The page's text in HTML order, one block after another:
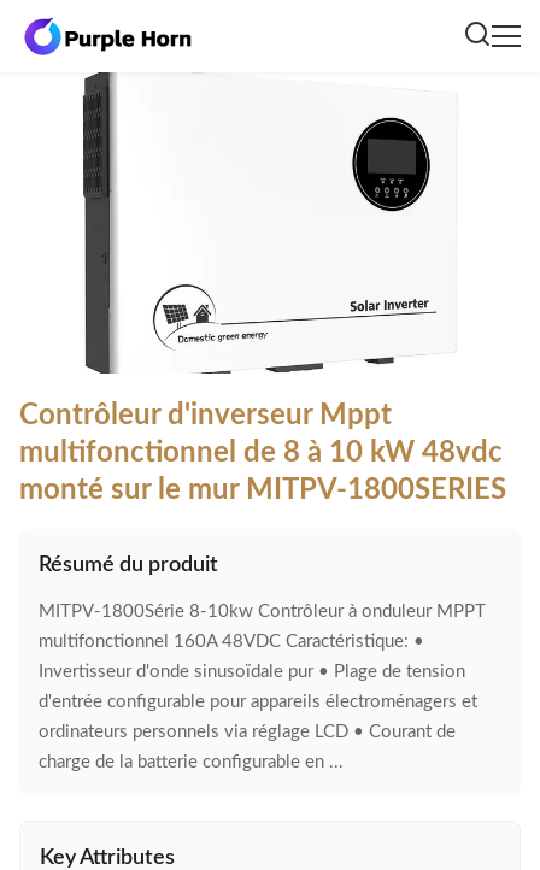
Contrôleur d'inverseur Mppt
multifonctionnel de 8 à 10 kW 48vdc
monté sur le mur MITPV-1800SERIES
Résumé du produit
MITPV-1800Série 8-10kw Contrôleur à onduleur MPPT
multifonctionnel 160A 48VDC Caractéristique: •
Invertisseur d'onde sinusoïdale pur • Plage de tension
d'entrée configurable pour appareils électroménagers et
ordinateurs personnels via réglage LCD • Courant de
charge de la batterie configurable en ...
Key Attributes